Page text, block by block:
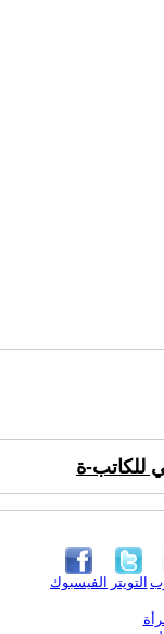
للكاتب-ة
الفيسبوك التويتر